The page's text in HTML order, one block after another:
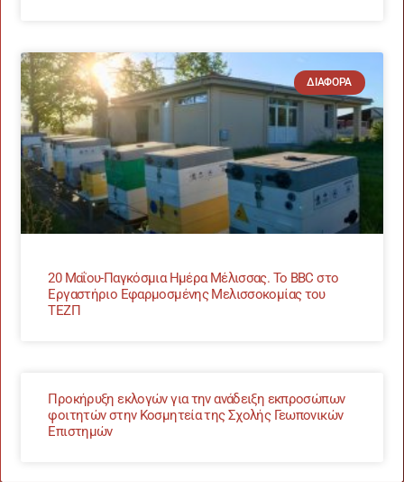
ΔΙΆΦΟΡΑ
20 Μαΐου-Παγκόσμια Ημέρα Μέλισσας. Το BBC στο
Εργαστήριο Εφαρμοσμένης Μελισσοκομίας του
ΤΕΖΠ
Προκήρυξη εκλογών για την ανάδειξη εκπροσώπων
φοιτητών στην Κοσμητεία της Σχολής Γεωπονικών
Επιστημών